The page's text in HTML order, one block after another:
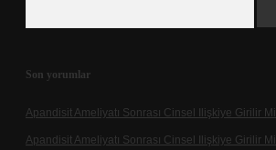
Son yorumlar
Apandisit Ameliyatı Sonrası Cinsel Ilişkiye Girilir Mi
Apandisit Ameliyatı Sonrası Cinsel Ilişkiye Girilir Mi